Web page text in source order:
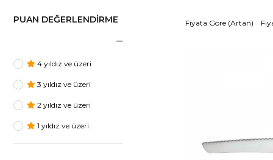
PUAN DEĞERLENDIRME
4 yıldız ve üzeri
3 yıldız ve üzeri
2 yıldız ve üzeri
1 yıldız ve üzeri
Fiyata Göre (Artan)